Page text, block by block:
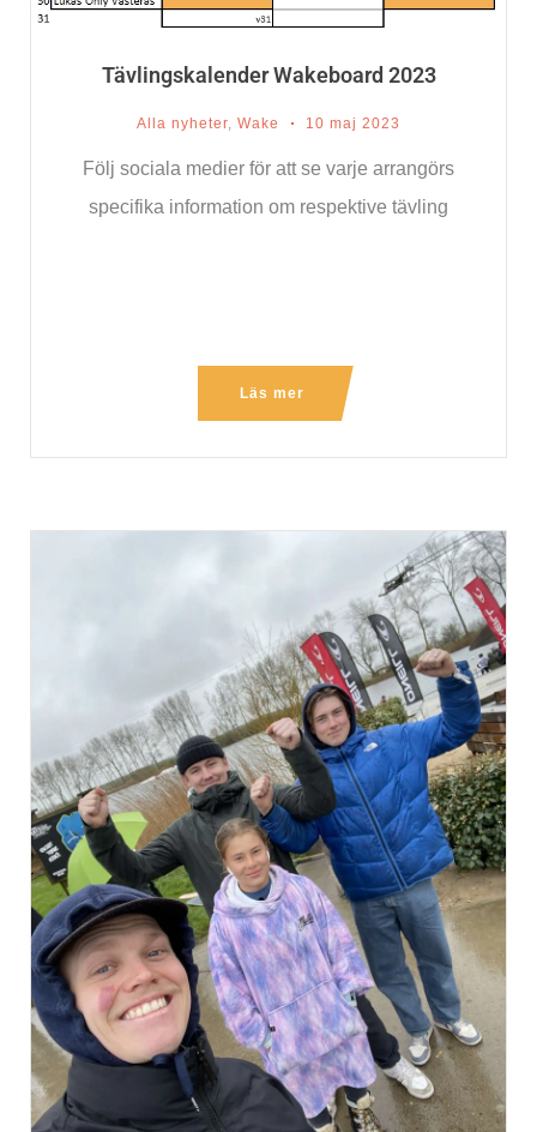
Tävlingskalender Wakeboard 2023
Alla nyheter Wake 10 maj 2023
Följ sociala medier för att se varje arrangörs
specifika information om respektive tävling
Läs mer